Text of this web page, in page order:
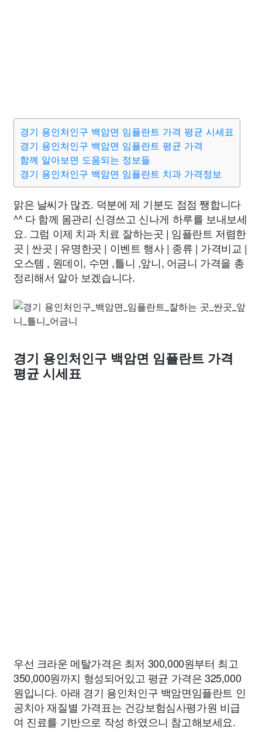
경기 용인처인구 백암면 임플란트 가격 평균 시세표
경기 용인처인구 백암면 임플란트 평균 가격
함께 알아보면 도움되는 정보들
경기 용인처인구 백암면 임플란트 치과 가격정보
맑은 날씨가 많죠. 덕분에 제 기분도 점점 쨍합니다
^^ 다 함께 몸관리 신경쓰고 신나게 하루를 보내보세
요. 그럼 이제 치과 치료 잘하는곳 | 임플란트 저렴한
곳 | 싼곳 | 유명한곳 | 이벤트 행사 | 종류 | 가격비교 |
오스템 , 원데이, 수면 ,틀니 ,앞니, 어금니 가격을 총
정리해서 알아 보겠습니다.
경기 용인처인구 백암면 임플란트 가격
평균 시세표
우선 크라운 메탈가격은 최저 300,000원부터 최고
350,000원까지 형성되어있고 평균 가격은 325,000
원입니다. 아래 경기 용인처인구 백암면임플란트 인
공치아 재질별 가격표는 건강보험심사평가원 비급
여 진료를 기반으로 작성 하였으니 참고해보세요.